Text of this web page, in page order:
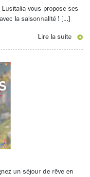
vous propose ses
la saisonnalité ! […]
Lire la suite
un séjour de rêve en